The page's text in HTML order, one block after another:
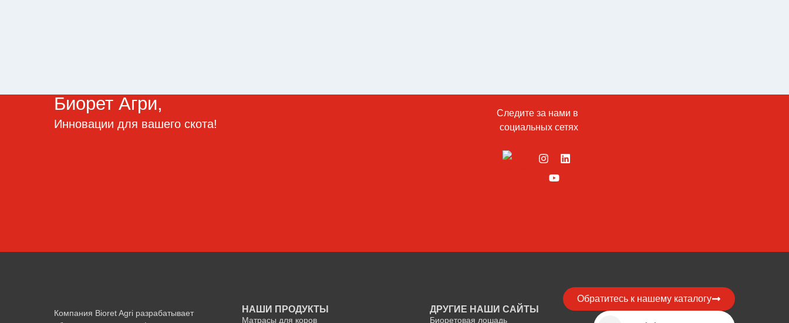
Биорет Агри,
Инновации для вашего скота!
Следите за нами в
социальных сетях
Компания Bioret Agri разрабатывает
НАШИ ПРОДУКТЫ
Матрасы для коров
ДРУГИЕ НАШИ САЙТЫ
Биоретовая лошадь
Обратитесь к нашему каталогу